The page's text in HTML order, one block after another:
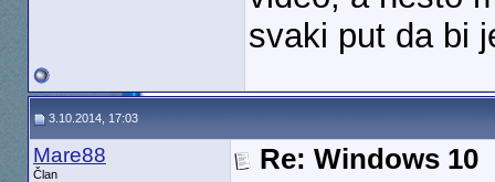
svaki put da bi
3.10.2014, 17:03
Mare88
Član
Re: Windows 10